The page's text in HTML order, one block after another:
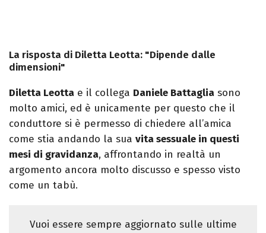
La risposta di Diletta Leotta: "Dipende dalle
dimensioni"
Diletta Leotta e il collega Daniele Battaglia sono
molto amici, ed è unicamente per questo che il
conduttore si è permesso di chiedere all’amica
come stia andando la sua vita sessuale in questi
mesi di gravidanza, affrontando in realtà un
argomento ancora molto discusso e spesso visto
come un tabù.
Vuoi essere sempre aggiornato sulle ultime